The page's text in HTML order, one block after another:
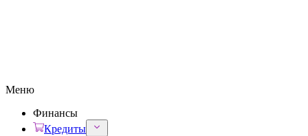
Меню
Финансы
Кредиты